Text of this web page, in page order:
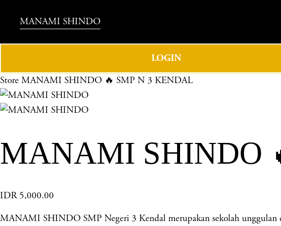
MANAMI SHINDO
LOGIN
Store MANAMI SHINDO 🔥 SMP N 3 KENDAL
MANAMI SHINDO
IDR 5,000.00
MANAMI SHINDO SMP Negeri 3 Kendal merupakan sekolah unggulan